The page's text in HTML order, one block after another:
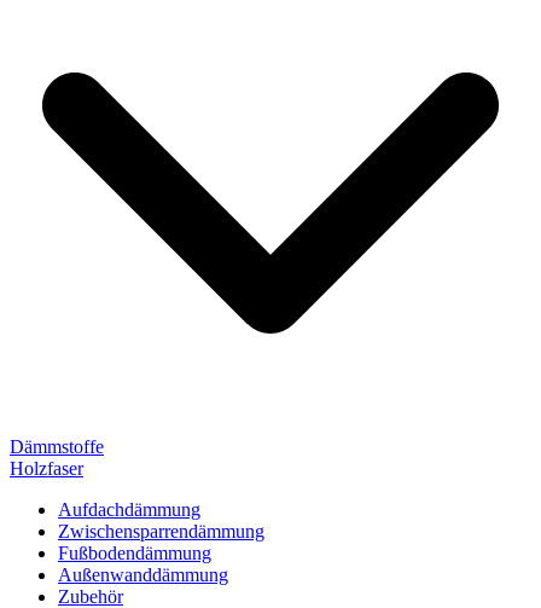
Dämmstoffe
Holzfaser
Aufdachdämmung
Zwischensparrendämmung
Fußbodendämmung
Außenwanddämmung
Zubehör